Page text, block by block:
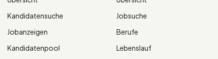
Kandidatensuche
Jobanzeigen
Kandidatenpool
Jobsuche
Berufe
Lebenslauf